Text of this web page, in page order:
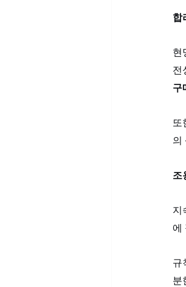
합
현
전
구
또
의
조
지
에
규
분